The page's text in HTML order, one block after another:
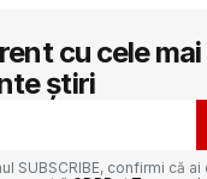
email nu va fi
sunt
cu cele mai
știri
SUBSCRIBE, confirmi că